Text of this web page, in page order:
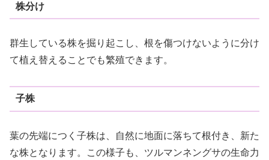
株分け
群生している株を掘り起こし、根を傷つけないように分け
て植え替えることでも繁殖できます。
子株
葉の先端につく子株は、自然に地面に落ちて根付き、新た
な株となります。この様子も、ツルマンネングサの生命力